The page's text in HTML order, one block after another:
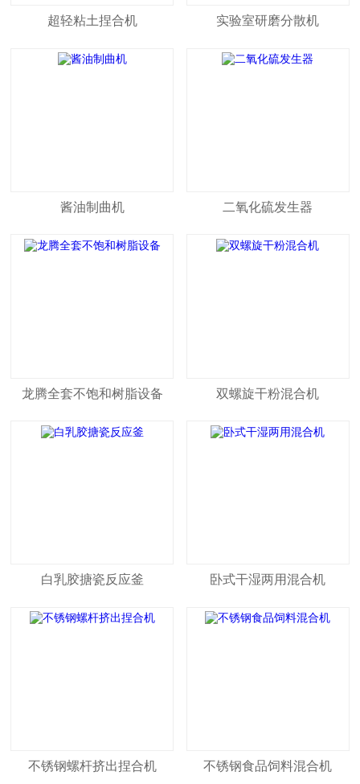
超轻粘土捏合机 实验室研磨分散机
酱油制曲机 二氧化硫发生器
龙腾全套不饱和树脂设备 双螺旋干粉混合机
白乳胶搪瓷反应釜 卧式干湿两用混合机
不锈钢螺杆挤出捏合机 不锈钢食品饲料混合机